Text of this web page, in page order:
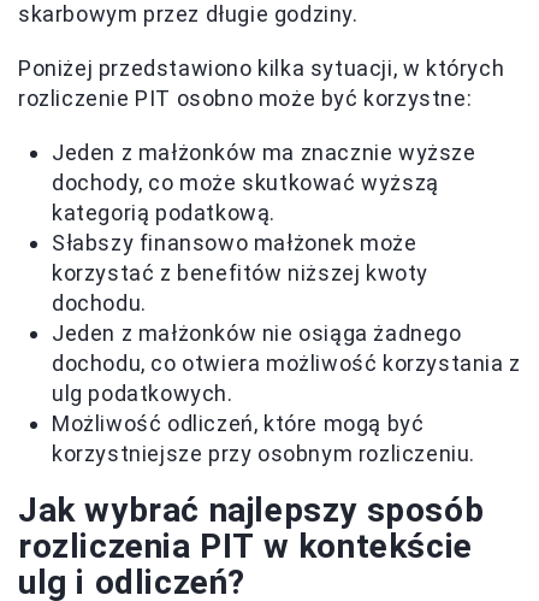
skarbowym przez długie godziny.
Poniżej przedstawiono kilka sytuacji, w których
rozliczenie PIT osobno może być korzystne:
Jeden z małżonków ma znacznie wyższe
dochody, co może skutkować wyższą
kategorią podatkową.
Słabszy finansowo małżonek może
korzystać z benefitów niższej kwoty
dochodu.
Jeden z małżonków nie osiąga żadnego
dochodu, co otwiera możliwość korzystania z
ulg podatkowych.
Możliwość odliczeń, które mogą być
korzystniejsze przy osobnym rozliczeniu.
Jak wybrać najlepszy sposób
rozliczenia PIT w kontekście
ulg i odliczeń?